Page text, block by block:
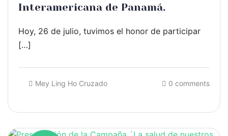
Interamericana de Panamá.
Hoy, 26 de julio, tuvimos el honor de participar
[…]
Mey Ling Ho Cruzado 0 comments